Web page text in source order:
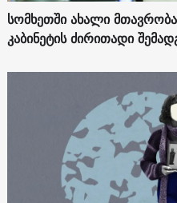
სომხეთში ახალი
კაბინეტის ძირითადი